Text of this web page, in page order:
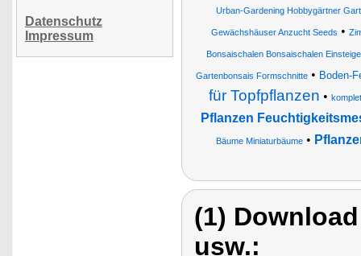
Datenschutz
Impressum
Urban-Gardening Hobbygärtner
Gewächshäuser Anzucht Seeds •
Bonsaischalen Bonsaischalen
Gartenbonsais Formschnitte• Boden-
für Topfpflanzen •
Pflanzen
Bäume Miniaturbäume •
(1)
usw.: